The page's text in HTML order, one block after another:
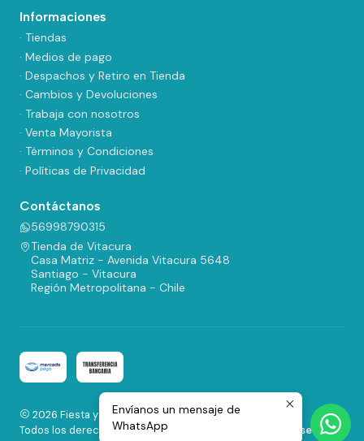
Informaciones
· Tiendas
· Medios de pago
· Despachos y Retiro en Tienda
· Cambios y Devoluciones
· Trabaja con nosotros
· Venta Mayorista
· Términos y Condiciones
· Políticas de Privacidad
Contáctanos
56998790315
Tienda de Vitacura
Casa Matriz - Avenida Vitacura 5648
Santiago - Vitacura
Región Metropolitana - Chile
2026 Fiesta y Regalos.
Todos los derechos reservados.
Desarrollado por Jumpseller.
Envíanos un mensaje de
WhatsApp